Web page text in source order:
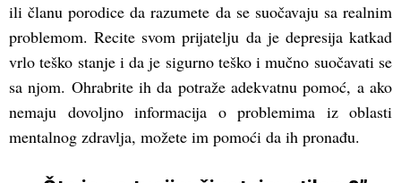
ili članu porodice da razumete da se suočavaju sa realnim
problemom. Recite svom prijatelju da je depresija katkad
vrlo teško stanje i da je sigurno teško i mučno suočavati se
sa njom. Ohrabrite ih da potraže adekvatnu pomoć, a ako
nemaju dovoljno informacija o problemima iz oblasti
mentalnog zdravlja, možete im pomoći da ih pronađu.